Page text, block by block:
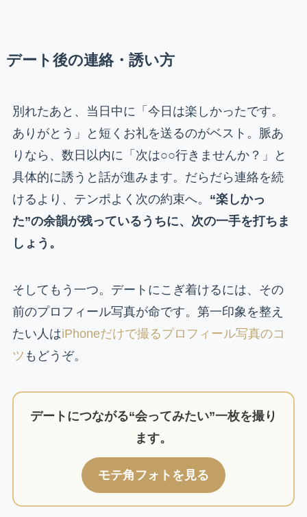
デート後の連絡・誘い方
別れたあと、当日中に「今日は楽しかったです。
ありがとう」と短くお礼を送るのがベスト。脈あ
りなら、数日以内に「次は○○行きませんか？」と
具体的に誘うと話が進みます。だらだら連絡を続
けるより、テンポよく次の約束へ。 “楽しかっ
た”の余韻が残っているうちに、次の一手を打ちま
しょう。
そしてもう一つ。デートにこぎ着けるには、その
前のプロフィール写真が命です。第一印象を整え
たい人はiPhoneだけで撮るプロフィール写真のコ
ツ もどうぞ。
デートにつながる“会ってみたい”一枚を撮り
ます。
モテ角フォトを見る